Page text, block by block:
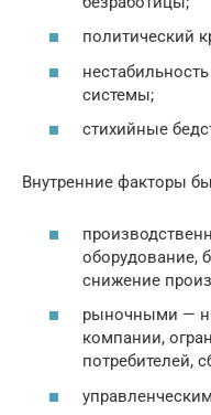
политический
системы;
стихийные
Внутренние факторы
оборудование,
снижение
рыночными —
компании,
потребителей,